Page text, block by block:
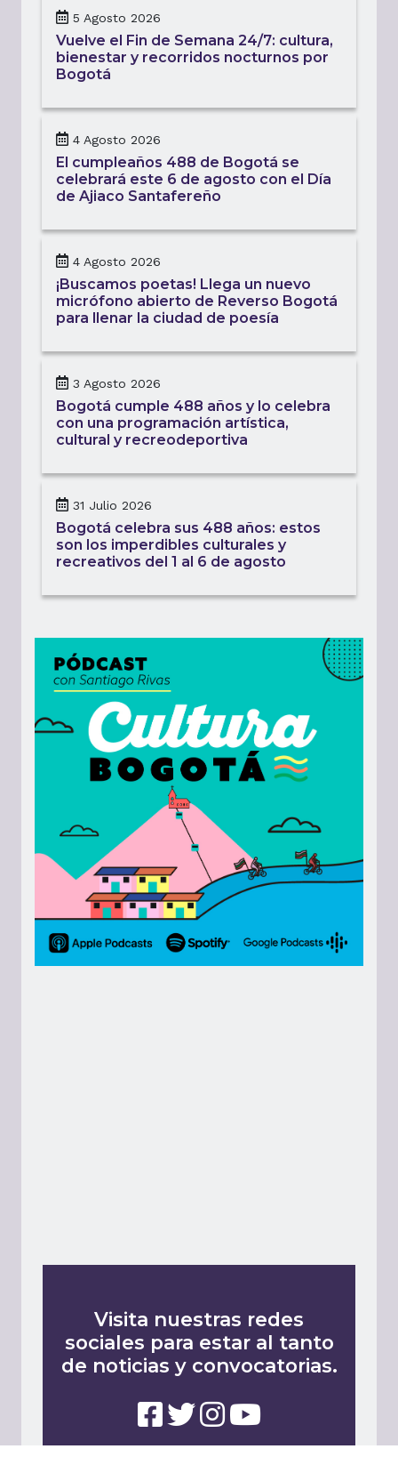
5 Agosto 2026
Vuelve el Fin de Semana 24/7: cultura,
bienestar y recorridos nocturnos por
Bogotá
4 Agosto 2026
El cumpleaños 488 de Bogotá se
celebrará este 6 de agosto con el Día
de Ajiaco Santafereño
4 Agosto 2026
¡Buscamos poetas! Llega un nuevo
micrófono abierto de Reverso Bogotá
para llenar la ciudad de poesía
3 Agosto 2026
Bogotá cumple 488 años y lo celebra
con una programación artística,
cultural y recreodeportiva
31 Julio 2026
Bogotá celebra sus 488 años: estos
son los imperdibles culturales y
recreativos del 1 al 6 de agosto
Visita nuestras redes
sociales para estar al tanto
de noticias y convocatorias.